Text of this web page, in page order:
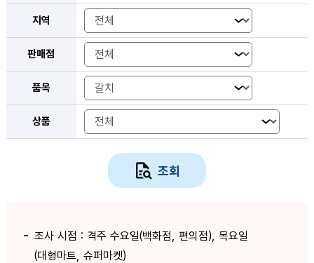
지역
판매점
품목
상품
조회
조사 시점 : 격주 수요일(백화점, 편의점), 목요일
(대형마트, 슈퍼마켓)